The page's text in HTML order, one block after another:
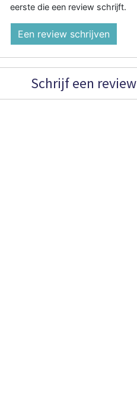
eerste die een review schrijft.
Een review schrijven
Schrijf een review